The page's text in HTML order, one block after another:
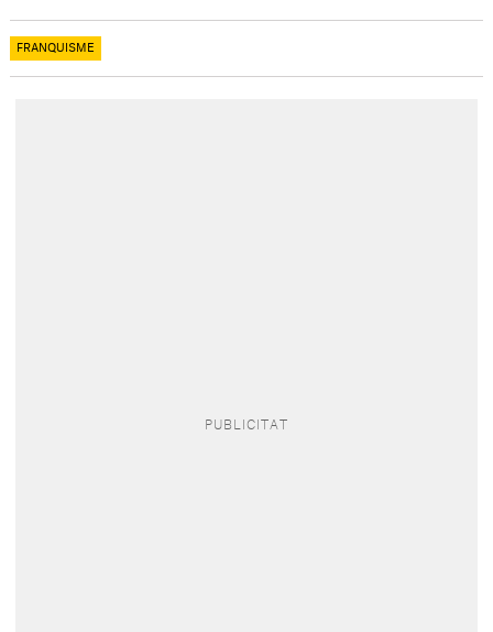
FRANQUISME